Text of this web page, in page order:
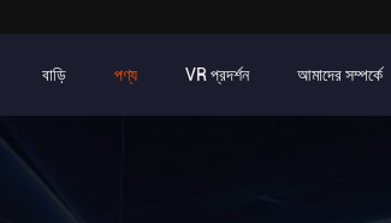
বাড়ি পণ্য VR প্রদর্শন আমাদের সম্পর্কে